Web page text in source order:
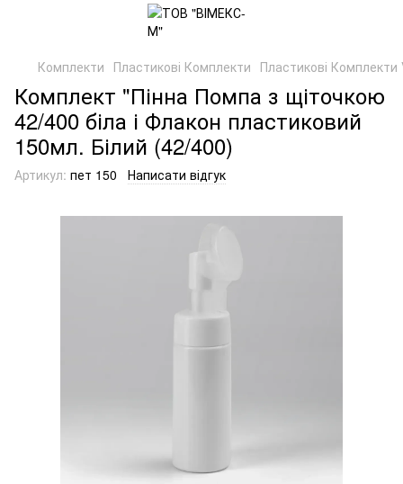
Комплекти Пластикові Комплекти Пластикові Комплекти
Комплект "Пінна Помпа з щіточкою
42/400 біла і Флакон пластиковий
150мл. Білий (42/400)
Артикул: пет 150 Написати відгук